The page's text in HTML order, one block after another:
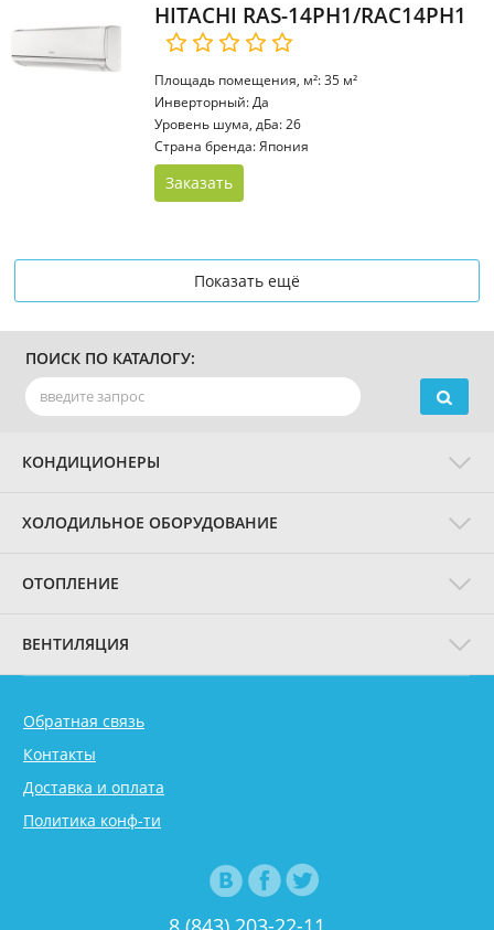
HITACHI RAS-14PH1/RAC14PH1
Площадь помещения, м²: 35 м²
Инверторный: Да
Уровень шума, дБа: 26
Страна бренда: Япония
Заказать
Показать ещё
ПОИСК ПО КАТАЛОГУ:
КОНДИЦИОНЕРЫ
ХОЛОДИЛЬНОЕ ОБОРУДОВАНИЕ
ОТОПЛЕНИЕ
ВЕНТИЛЯЦИЯ
Обратная связь
Контакты
Доставка и оплата
Политика конф-ти